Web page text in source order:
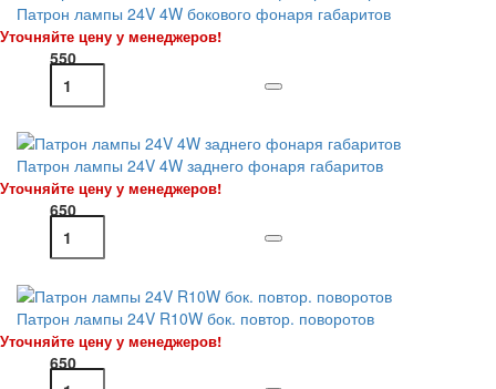
Патрон лампы 24V 4W бокового фонаря габаритов
Уточняйте цену у менеджеров!
550
Патрон лампы 24V 4W заднего фонаря габаритов
Уточняйте цену у менеджеров!
650
Патрон лампы 24V R10W бок. повтор. поворотов
Уточняйте цену у менеджеров!
650